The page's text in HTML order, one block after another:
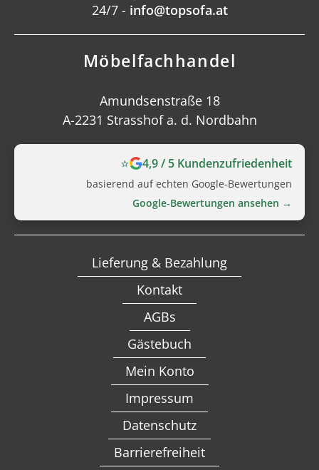
24/7 - info@topsofa.at
Möbelfachhandel
Amundsenstraße 18
A-2231 Strasshof a. d. Nordbahn
⭐ 4,9 / 5 Kundenzufriedenheit
basierend auf echten Google‑Bewertungen
Google‑Bewertungen ansehen →
Lieferung & Bezahlung
Kontakt
AGBs
Gästebuch
Mein Konto
Impressum
Datenschutz
Barrierefreiheit